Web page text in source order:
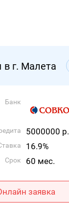
г. Малета
Банк
5000000 р.
16.9%
Срок 60 мес.
заявка